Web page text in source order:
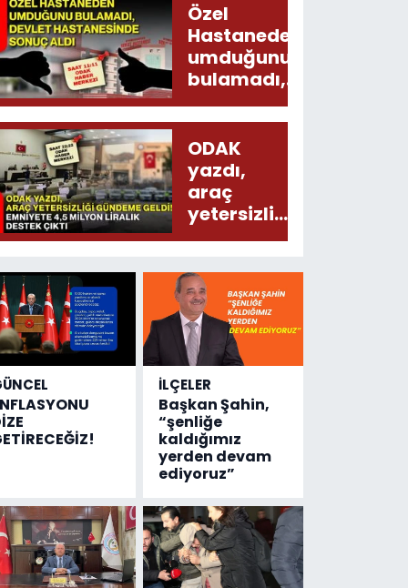
Özel
Hastaneden
umduğunu
bulamadı,
Devlet
Hastanesinde
sonuç aldı
ODAK
yazdı,
araç
yetersizliği
gündeme
Emniyete
4,5 milyon
liralık
destek
çıktı
İLÇELER
Başkan Şahin,
“şenliğe
kaldığımız
yerden devam
ediyoruz”